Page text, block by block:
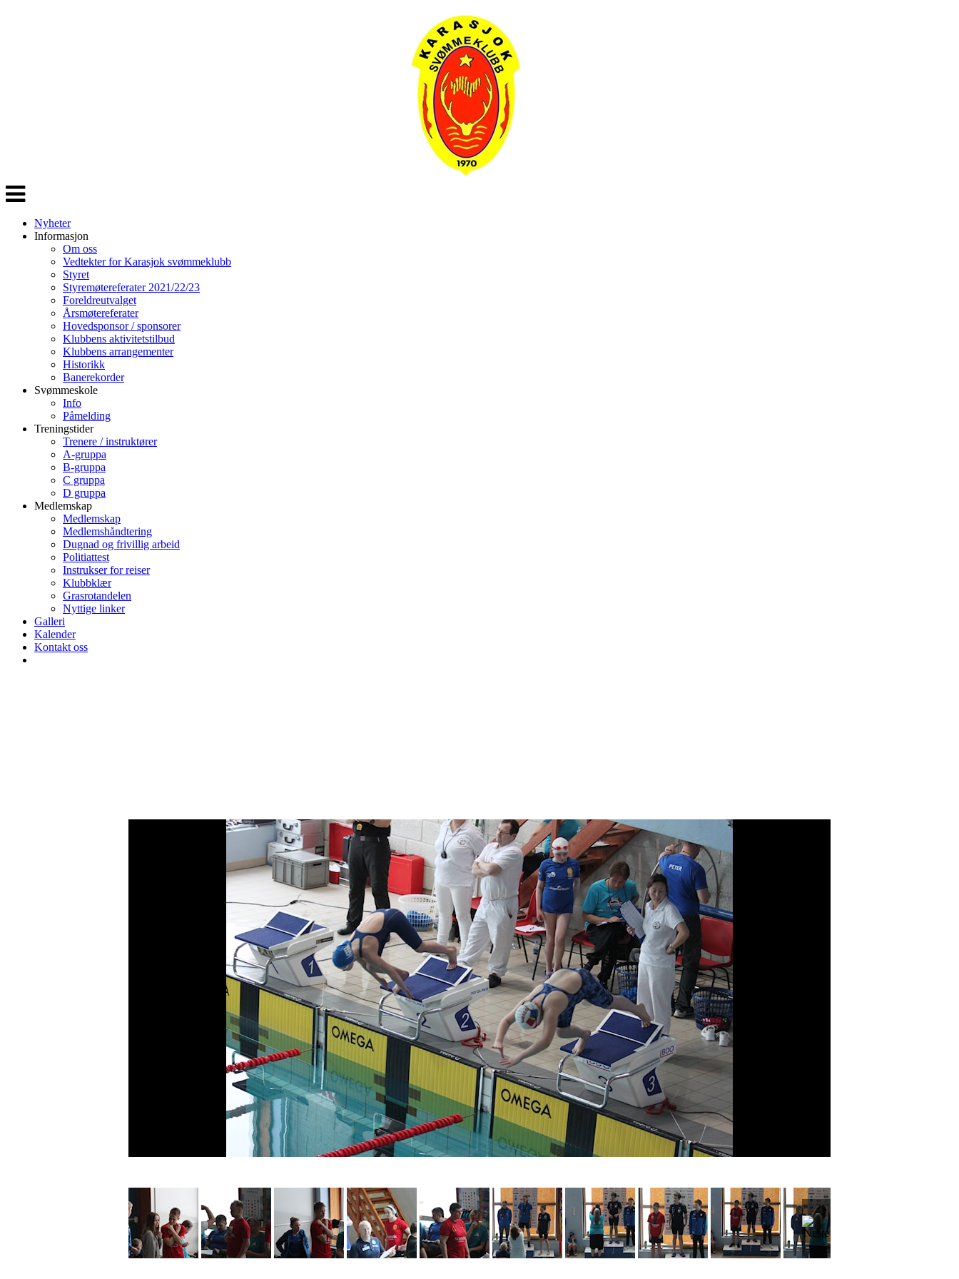
Veksle
navigasjon
Nyheter
Informasjon
Om oss
Vedtekter for Karasjok svømmeklubb
Styret
Styremøtereferater 2021/22/23
Foreldreutvalget
Årsmøtereferater
Hovedsponsor / sponsorer
Klubbens aktivitetstilbud
Klubbens arrangementer
Historikk
Banerekorder
Svømmeskole
Info
Påmelding
Treningstider
Trenere / instruktører
A-gruppa
B-gruppa
C gruppa
D gruppa
Medlemskap
Medlemskap
Medlemshåndtering
Dugnad og frivillig arbeid
Politiattest
Instrukser for reiser
Klubbklær
Grasrotandelen
Nyttige linker
Galleri
Kalender
Kontakt oss